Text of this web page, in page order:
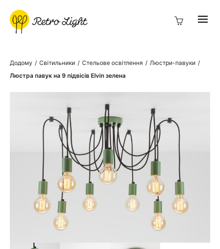
Додому / Світильники / Стельове освітлення / Люстри-павуки /
Люстра павук на 9 підвісів Elvin зелена